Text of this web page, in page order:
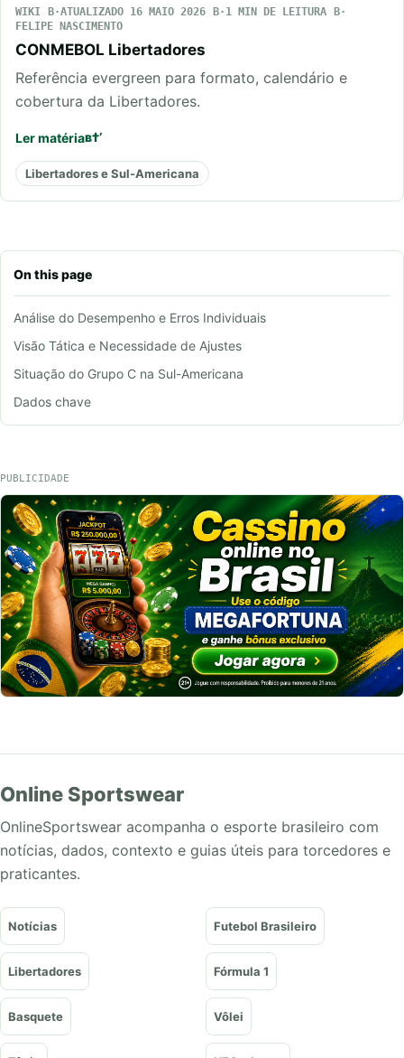
On this page
Análise do Desempenho e Erros Individuais
Visão Tática e Necessidade de Ajustes
Situação do Grupo C na Sul-Americana
Dados chave
WIKI ATUALIZADO 16 MAIO 2026
1 MIN DE LEITURA
FELIPE NASCIMENTO
CONMEBOL Libertadores
Referência evergreen para formato, calendário e
cobertura da Libertadores.
Ler matéria
Libertadores e Sul-Americana
PUBLICIDADE
Online Sportswear
OnlineSportswear acompanha o esporte brasileiro com
notícias, dados, contexto e guias úteis para torcedores e
praticantes.
Notícias Futebol Brasileiro
Libertadores Fórmula 1
Basquete Vôlei